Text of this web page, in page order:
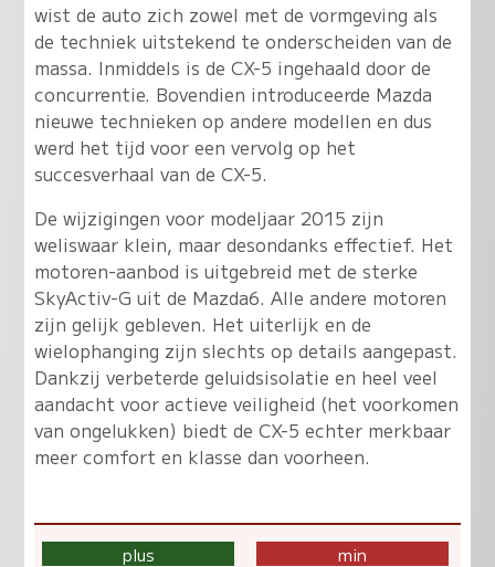
wist de auto zich zowel met de vormgeving als
de techniek uitstekend te onderscheiden van de
massa. Inmiddels is de CX-5 ingehaald door de
concurrentie. Bovendien introduceerde Mazda
nieuwe technieken op andere modellen en dus
werd het tijd voor een vervolg op het
succesverhaal van de CX-5.
De wijzigingen voor modeljaar 2015 zijn
weliswaar klein, maar desondanks effectief. Het
motoren-aanbod is uitgebreid met de sterke
SkyActiv-G uit de Mazda6. Alle andere motoren
zijn gelijk gebleven. Het uiterlijk en de
wielophanging zijn slechts op details aangepast.
Dankzij verbeterde geluidsisolatie en heel veel
aandacht voor actieve veiligheid (het voorkomen
van ongelukken) biedt de CX-5 echter merkbaar
meer comfort en klasse dan voorheen.
plus
min